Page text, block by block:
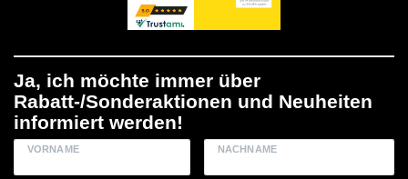
Ja, ich möchte immer über
Rabatt-/Sonderaktionen und Neuheiten
informiert werden!
VORNAME NACHNAME